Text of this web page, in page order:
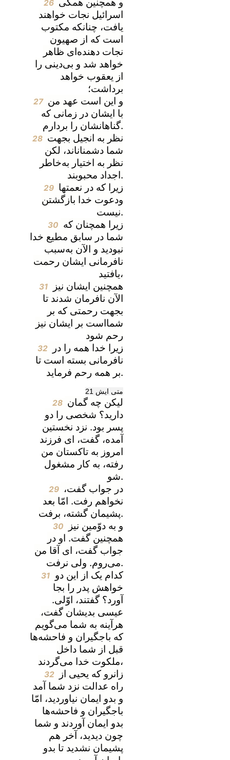
26
اسرائیل نجات خواهند
یافت، چنانکه مکتوب
است که از صهیون
نجات دهنده‌ای ظاهر
خواهد شد و بی‌دینی را
از یعقوب خواهد
برداشت؛
27
با ایشان در زمانی که
گناهانشان را بردارم.
28
شما دشمناناند، لکن
نظر به اختیار به‌خاطر
اجداد محبوبند.
29
ودعوت خدا بازگشتن
نیست.
30
شما در سابق مطیع خدا
نبودید و الآن به‌سبب
نافرمانی ایشان رحمت
یافتید،
31
الآن نافرمان شدند تا
بجهت رحمتی که بر
شمااست بر ایشان نیز
رحم شود
32
نافرمانی بسته است تا
بر همه رحم فرماید.
متی ايش 21
28
دارید؟ شخصی را دو
پسر بود. نزد نخستین
آمده، گفت، ای فرزند
امروز به تاکستان من
رفته، به کار مشغول
شو.
29
نخواهم رفت. امّا بعد
پشیمان گشته، برفت.
30
همچنین گفت. او در
جواب گفت، ای آقا من
می‌روم. ولی نرفت.
31
خواهش پدر را بجا
آورد؟ گفتند، اوّلی.
عیسی بدیشان گفت،
هرآینه به شما می‌گویم
که باجگیران و فاحشه‌ها
قبل از شما داخل
ملکوت خدا می‌گردند،
32
راه عدالت نزد شما آمد
و بدو ایمان نیاوردید، امّا
باجگیران و فاحشه‌ها
بدو ایمان آوردند و شما
چون دیدید، آخر هم
پشیمان نشدید تا بدو